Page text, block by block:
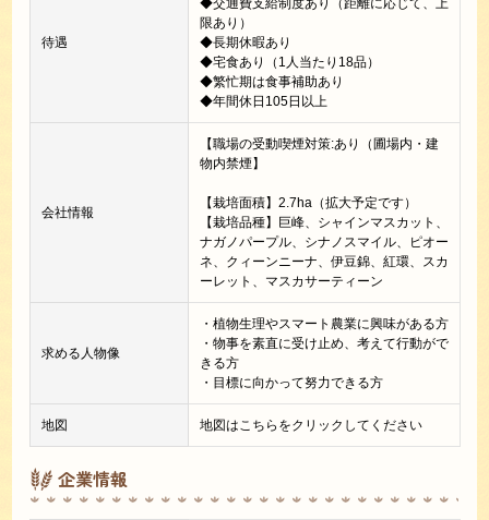
待遇
◆交通費支給制度あり（距離に応じて、上
限あり）
◆長期休暇あり
◆宅食あり（1人当たり18品）
◆繁忙期は食事補助あり
◆年間休日105日以上
会社情報
【職場の受動喫煙対策:あり（圃場内・建
物内禁煙】
【栽培面積】2.7ha（拡大予定です）
【栽培品種】巨峰、シャインマスカット、
ナガノパープル、シナノスマイル、ピオー
ネ、クィーンニーナ、伊豆錦、紅環、スカ
ーレット、マスカサーティーン
求める人物像
・植物生理やスマート農業に興味がある方
・物事を素直に受け止め、考えて行動がで
きる方
・目標に向かって努力できる方
地図 地図はこちらをクリックしてください
企業情報